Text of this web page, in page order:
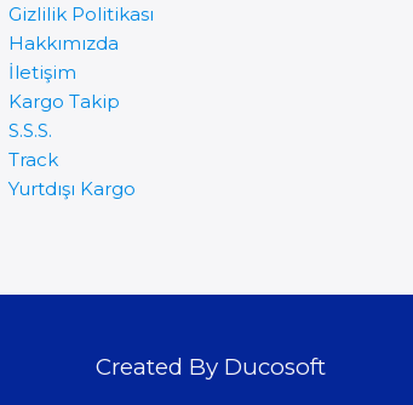
Gizlilik Politikası
Hakkımızda
İletişim
Kargo Takip
S.S.S.
Track
Yurtdışı Kargo
Created By Ducosoft